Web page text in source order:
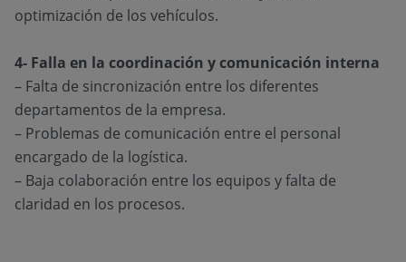
optimización de los vehículos.
4- Falla en la coordinación y comunicación interna
– Falta de sincronización entre los diferentes
departamentos de la empresa.
– Problemas de comunicación entre el personal
encargado de la logística.
– Baja colaboración entre los equipos y falta de
claridad en los procesos.